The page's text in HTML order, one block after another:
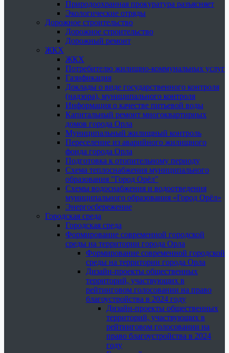
Природоохранная прокуратура разъясняет
Экологические отряды
Дорожное строительство
Дорожное строительство
Дорожный ремонт
ЖКХ
ЖКХ
Потребителю жилищно-коммунальных услуг
Газификация
Доклады о виде государственного контроля
(надзора), муниципального контроля
Информация о качестве питьевой воды
Капитальный ремонт многоквартирных
домов города Орла
Муниципальный жилищный контроль
Переселение из аварийного жилищного
фонда города Орла
Подготовка к отопительному периоду
Схема теплоснабжения муниципального
образования "Город Орёл"
Схемы водоснабжения и водоотведения
муниципального образования «Город Орёл»
Энергосбережение
Городская среда
Городская среда
Формирование современной городской
среды на территории города Орла
Формирование современной городской
среды на территории города Орла
Дизайн-проекты общественных
территорий, участвующих в
рейтинговом голосовании на право
благоустройства в 2024 году
Дизайн-проекты общественных
территорий, участвующих в
рейтинговом голосовании на
право благоустройства в 2024
году